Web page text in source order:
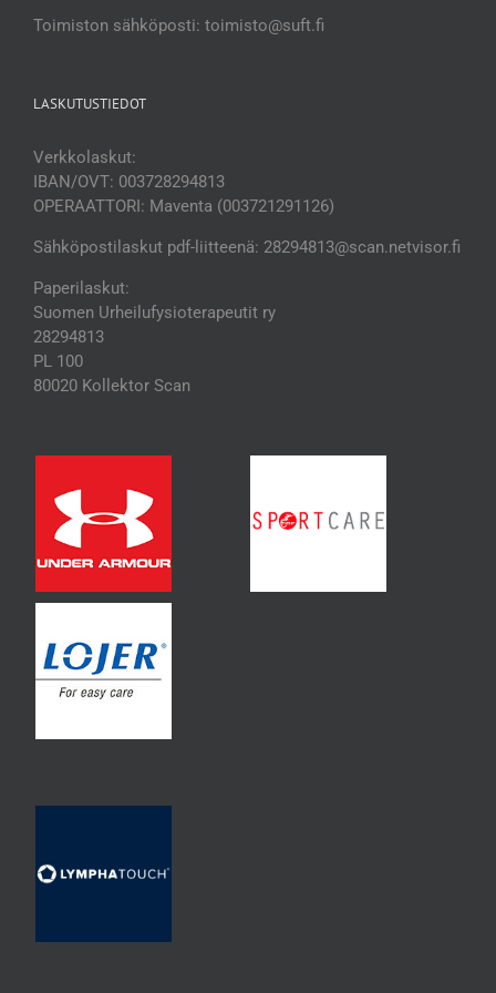
Toimiston sähköposti: toimisto@suft.fi
LASKUTUSTIEDOT
Verkkolaskut:
IBAN/OVT: 003728294813
OPERAATTORI: Maventa (003721291126)
Sähköpostilaskut pdf-liitteenä: 28294813@scan.netvisor.fi
Paperilaskut:
Suomen Urheilufysioterapeutit ry
28294813
PL 100
80020 Kollektor Scan